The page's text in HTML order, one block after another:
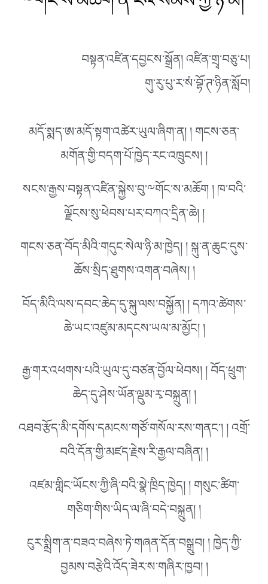
བསྟན་འཛིན་དབྱངས་སྒྲོན། འཛིན་གྲྭ་བཅུ་པ།
གུ་རུ་པུ་ར་སཾ་བྷོ་ཊ་ཉིན་སློབ།
མདོ་སྨད་ཨ་མདོ་སྟག་འཚེར་ཡུལ་ཞིག་ན། ། གངས་ཅན་
མགོན་གྱི་བདག་པོ་ཁྱེད་རང་འཁྲུངས། །
སངས་རྒྱས་བསྟན་འཛིན་སྐྱེས་བུ་༸གོང་ས་མཆོག ། ཁ་བའི་
ལྗོངས་སུ་ཕེབས་པར་བཀའ་དྲིན་ཆེ། །
གངས་ཅན་བོད་མིའི་གདུང་སེལ་ཉི་མ་ཁྱེད། ། སྐུ་ན་ཆུང་དུས་
ཆོས་སྲིད་ཐུགས་འགན་བཞེས། །
བོད་མིའི་ལས་དབང་ཆེད་དུ་སྐུ་ལས་བསྐྱོན། ། དཀའ་ཚེགས་
ཆེ་ཡང་འཛུམ་མདངས་ཡལ་མ་མྱོང། །
རྒྱ་གར་འཕགས་པའི་ཡུལ་དུ་བཙན་བྱོལ་ཕེབས། ། བོད་ཕྲུག་
ཆེད་དུ་ཤེས་ཡོན་ལྡུམ་རྭ་བསྐྲུན། །
འཐབ་རྩོད་མི་དགོས་དམངས་གཙོ་གསོལ་རས་གནང་། ། འགྲོ་
བའི་དོན་གྱི་མཛད་རྗེས་རི་རྒྱལ་བཞིན། །
འཛམ་གླིང་ཡོངས་ཀྱི་ཞི་བའི་སྣེ་ཁྲིད་ཁྱེད། ། གསུང་ཚིག་
གཅིག་གིས་ཡིད་ལ་ཞི་བདེ་བསྐྲུན། །
ངུར་སྨྲིག་ན་བཟའ་བཞེས་ཏེ་གཞན་དོན་བསྒྲུབ། ། ཁྱེད་ཀྱི་
བྱམས་བརྩེའི་འོད་ཟེར་ས་གཞིར་ཁྱབ། །